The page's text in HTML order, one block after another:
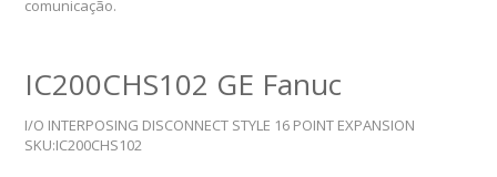
comunicação.
IC200CHS102 GE Fanuc
I/O INTERPOSING DISCONNECT STYLE 16 POINT EXPANSION
SKU:IC200CHS102